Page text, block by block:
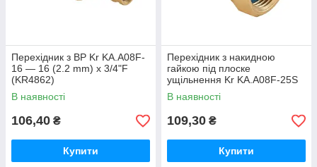
Перехідник з ВР Kr KA.A08F-
16 — 16 (2.2 mm) x 3/4"F
(KR4862)
В наявності
106,40 ₴
Купити
Перехідник з накидною
гайкою під плоске
ущільнення Kr KA.A08F-25S
— 25(3.5mm) x 3/4"F
(KR4868)
В наявності
109,30 ₴
Купити